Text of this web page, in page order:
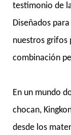
testimonio de
Diseñados
nuestros grifos
combinación
En un mundo
chocan,
desde los